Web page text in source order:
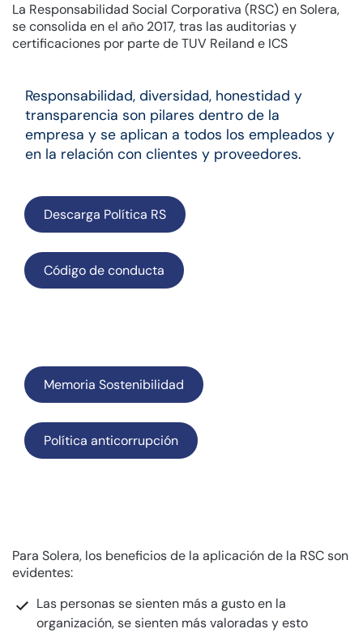
La Responsabilidad Social Corporativa (RSC) en Solera,
se consolida en el año 2017, tras las auditorias y
certificaciones por parte de TUV Reiland e ICS
Responsabilidad, diversidad, honestidad y
transparencia son pilares dentro de la
empresa y se aplican a todos los empleados y
en la relación con clientes y proveedores.
Descarga Política RS
Código de conducta
Memoria Sostenibilidad
Política anticorrupción
Para Solera, los beneficios de la aplicación de la RSC son
evidentes:
Las personas se sienten más a gusto en la
organización, se sienten más valoradas y esto